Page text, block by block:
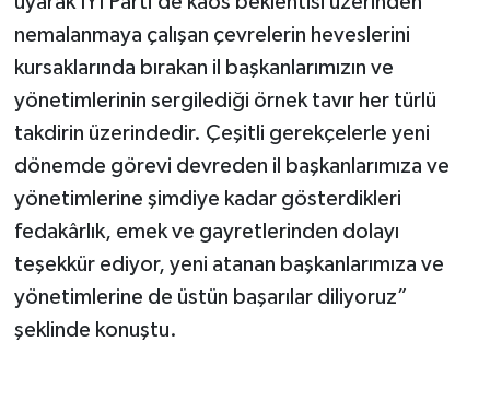
nemalanmaya çalışan çevrelerin heveslerini
kursaklarında bırakan il başkanlarımızın ve
yönetimlerinin sergilediği örnek tavır her türlü
takdirin üzerindedir. Çeşitli gerekçelerle yeni
dönemde görevi devreden il başkanlarımıza ve
yönetimlerine şimdiye kadar gösterdikleri
fedakârlık, emek ve gayretlerinden dolayı
teşekkür ediyor, yeni atanan başkanlarımıza ve
yönetimlerine de üstün başarılar diliyoruz”
şeklinde konuştu.